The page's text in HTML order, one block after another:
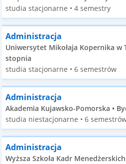
studia stacjonarne • 4 semestry
Administracja
Uniwersytet Mikołaja Kopernika w
stopnia
studia stacjonarne • 6 semestrów
Administracja
Akademia Kujawsko-Pomorska •
studia niestacjonarne • 6
Administracja
Wyższa Szkoła Kadr